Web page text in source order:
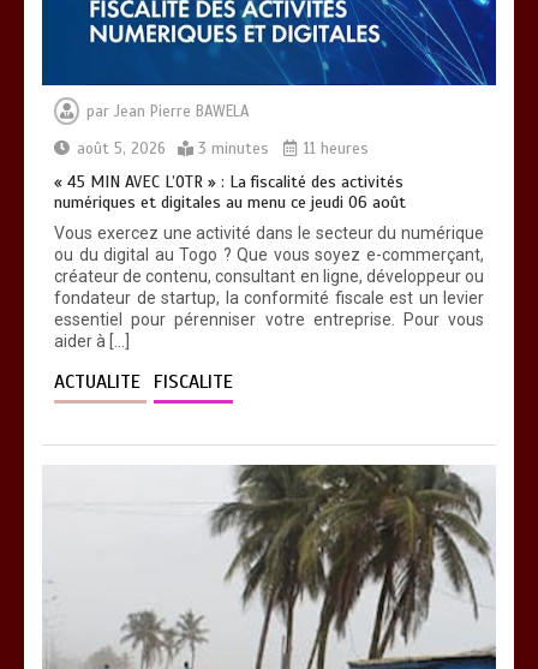
CONSEIL DES MINISTRES DU 04 AOUT
2026: Deux (02) projets de loi, trois
(03) décrets et écouté trois (03)
communications …les grandes
décisions…
0 11 minutes
par Jean Pierre BAWELA
août 5, 2026
3 minutes 11 heures
« 45 MIN AVEC L’OTR » : La fiscalité des activités
numériques et digitales au menu ce jeudi 06 août
Vous exercez une activité dans le secteur du numérique
ou du digital au Togo ? Que vous soyez e-commerçant,
créateur de contenu, consultant en ligne, développeur ou
fondateur de startup, la conformité fiscale est un levier
essentiel pour pérenniser votre entreprise. Pour vous
aider à […]
ACTUALITE FISCALITE